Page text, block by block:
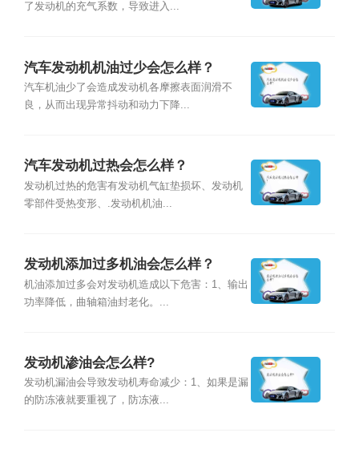
了发动机的充气系数，导致进入...
汽车发动机机油过少会怎么样？
汽车机油少了会造成发动机各摩擦表面润滑不
良，从而出现异常抖动和动力下降...
汽车发动机过热会怎么样？
发动机过热的危害有发动机气缸垫损坏、发动机
零部件受热变形、.发动机机油...
发动机添加过多机油会怎么样？
机油添加过多会对发动机造成以下危害：1、输出
功率降低，曲轴箱油封老化。...
发动机渗油会怎么样?
发动机漏油会导致发动机寿命减少：1、如果是漏
的防冻液就要重视了，防冻液...